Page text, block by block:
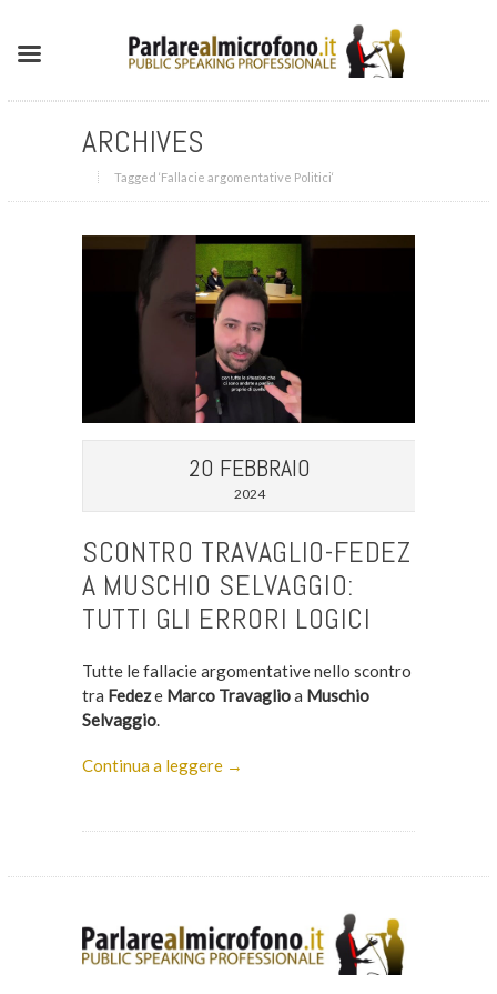
ARCHIVES
Tagged ‘Fallacie argomentative Politici‘
20 FEBBRAIO
2024
SCONTRO TRAVAGLIO-FEDEZ
A MUSCHIO SELVAGGIO:
TUTTI GLI ERRORI LOGICI
Tutte le fallacie argomentative nello scontro
tra Fedeze Marco Travaglioa Muschio
Selvaggio.
Continua a leggere →